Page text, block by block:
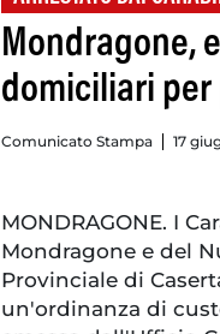
Mondragone,
domiciliari per
Comunicato Stampa 17
MONDRAGONE. I
Mondragone e del
Provinciale di
un'ordinanza di